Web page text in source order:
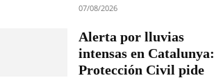
07/08/2026
Alerta por lluvias
intensas en Catalunya:
Protección Civil pide